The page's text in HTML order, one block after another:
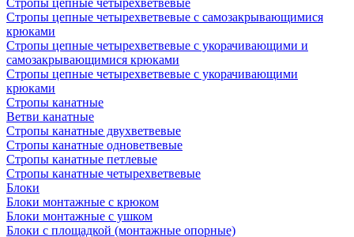
Стропы цепные четырехветвевые
Стропы цепные четырехветвевые с самозакрывающимися
крюками
Стропы цепные четырехветвевые с укорачивающими и
самозакрывающимися крюками
Стропы цепные четырехветвевые с укорачивающими
крюками
Стропы канатные
Ветви канатные
Стропы канатные двухветвевые
Стропы канатные одноветвевые
Стропы канатные петлевые
Стропы канатные четырехветвевые
Блоки
Блоки монтажные с крюком
Блоки монтажные с ушком
Блоки с площадкой (монтажные опорные)